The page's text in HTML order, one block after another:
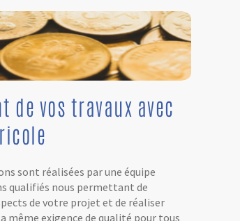
de vos travaux avec
sont réalisées par une équipe
qualifiés nous permettant de
de votre projet et de réaliser
même exigence de qualité pour tous